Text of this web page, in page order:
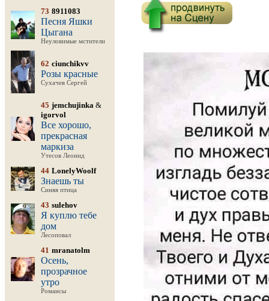
73 8911083
Песня Яшки
Цыгана
Неуловимые мстители
62 ciunchikvv
Розы красные
Сухачев Сергей
45 jemchujinka &
igorvol
Все хорошо,
прекрасная
маркиза
Утесов Леонид
44 LonelyWoolf
Знаешь ты
Синяя птица
43 sulehov
Я куплю тебе
дом
Лесоповал
41 mranatolm
Осень,
прозрачное
утро
Романсы